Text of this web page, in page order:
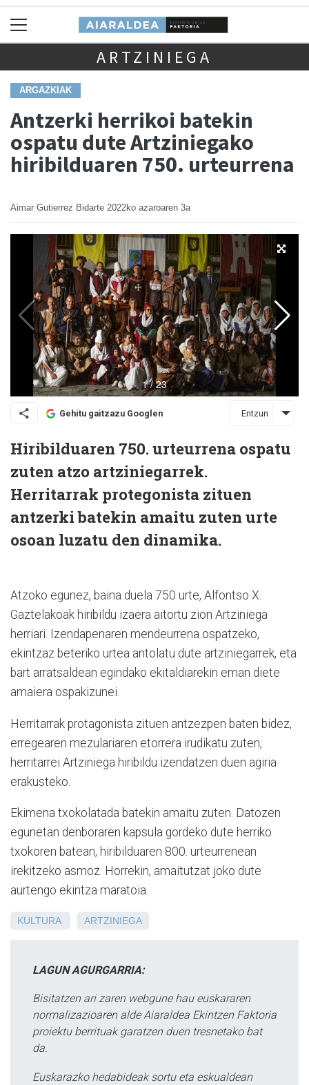
ARTZINIEGA
ARGAZKIAK
Antzerki herrikoi batekin
ospatu dute Artziniegako
hiribilduaren 750. urteurrena
Aimar Gutierrez Bidarte 2022ko azaroaren 3a
Gehitu gaitzazu Googlen Entzun
Hiribilduaren 750. urteurrena ospatu
zuten atzo artziniegarrek.
Herritarrak protegonista zituen
antzerki batekin amaitu zuten urte
osoan luzatu den dinamika.
Atzoko egunez, baina duela 750 urte, Alfontso X.
Gaztelakoak hiribildu izaera aitortu zion Artziniega
herriari. Izendapenaren mendeurrena ospatzeko,
ekintzaz beteriko urtea antolatu dute artziniegarrek, eta
bart arratsaldean egindako ekitaldiarekin eman diete
amaiera ospakizunei.
Herritarrak protagonista zituen antzezpen baten bidez,
erregearen mezulariaren etorrera irudikatu zuten,
herritarrei Artziniega hiribildu izendatzen duen agiria
erakusteko.
Ekimena txokolatada batekin amaitu zuten. Datozen
egunetan denboraren kapsula gordeko dute herriko
txokoren batean, hiribilduaren 800. urteurrenean
irekitzeko asmoz. Horrekin, amaitutzat joko dute
aurtengo ekintza maratoia.
KULTURA ARTZINIEGA
LAGUN AGURGARRIA:
Bisitatzen ari zaren webgune hau euskararen
normalizazioaren alde Aiaraldea Ekintzen Faktoria
proiektu berrituak garatzen duen tresnetako bat
da.
Euskarazko hedabideak sortu eta eskualdean